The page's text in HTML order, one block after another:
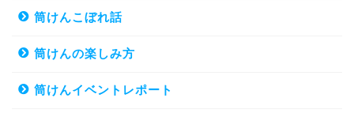
筒けんこぼれ話
筒けんの楽しみ方
筒けんイベントレポート